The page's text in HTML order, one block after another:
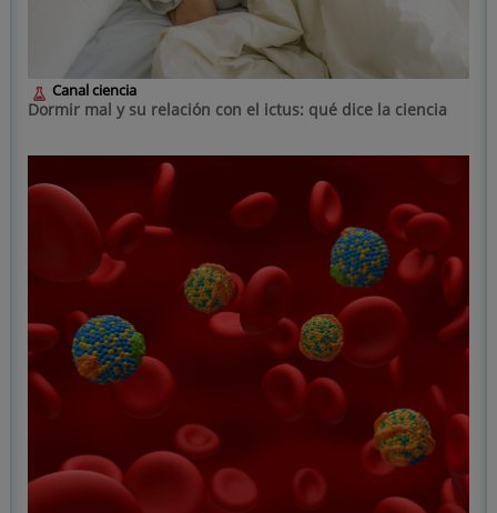
Canal ciencia
Dormir mal y su relación con el ictus: qué dice la ciencia